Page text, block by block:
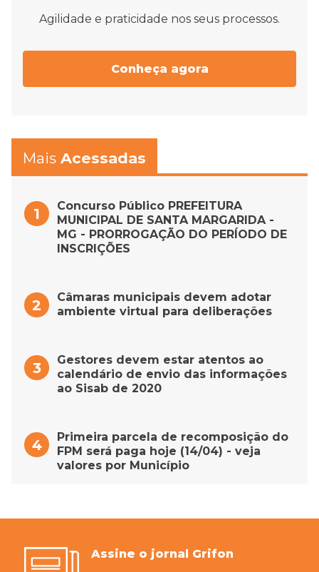
Agilidade e praticidade nos seus processos.
Conheça agora
Mais Acessadas
Concurso Público PREFEITURA
MUNICIPAL DE SANTA MARGARIDA -
MG - PRORROGAÇÃO DO PERÍODO DE
INSCRIÇÕES
Câmaras municipais devem adotar
ambiente virtual para deliberações
Gestores devem estar atentos ao
calendário de envio das informações
ao Sisab de 2020
Primeira parcela de recomposição do
FPM será paga hoje (14/04) - veja
valores por Município
Assine o jornal Grifon